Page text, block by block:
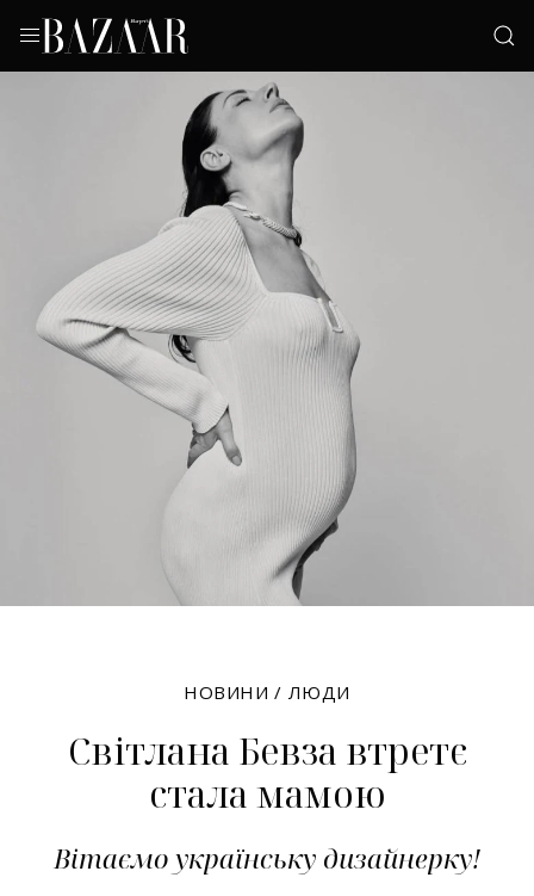
НОВИНИ / ЛЮДИ
Світлана Бевза втретє
стала мамою
Вітаємо українську дизайнерку!